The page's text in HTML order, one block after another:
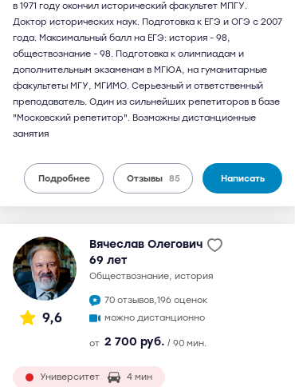
в 1971 году окончил исторический факультет МПГУ.
Доктор исторических наук. Подготовка к ЕГЭ и ОГЭ с 2007
года. Максимальный балл на ЕГЭ: история - 98,
обществознание - 98. Подготовка к олимпиадам и
дополнительным экзаменам в МГЮА, на гуманитарные
факультеты МГУ, МГИМО. Серьезный и ответственный
преподаватель. Один из сильнейших репетиторов в базе
"Московский репетитор". Возможны дистанционные
занятия
Подробнее Отзывы 85 Написать
9,6
Вячеслав Олегович
69 лет
обществознание, история
70 отзывов,196 оценок
можно дистанционно
от 2 700 руб. / 90 мин.
Университет 4 мин